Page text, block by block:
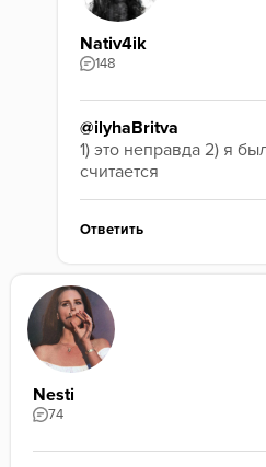
Nativ4ik
148
@ilyhaBritva
1) это неправда 2) я
считается
Ответить
Nesti
74